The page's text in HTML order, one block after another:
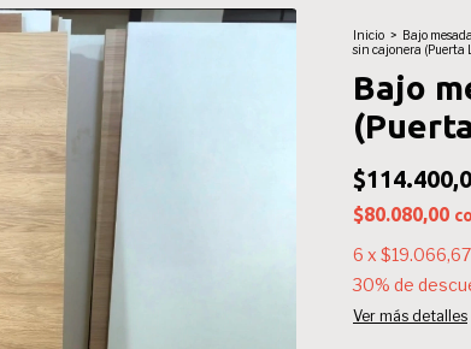
Inicio > Bajo
sin cajonera (Puerta
Bajo
$80.080,00
6 x $19.066,67
30% de
Ver más detalles